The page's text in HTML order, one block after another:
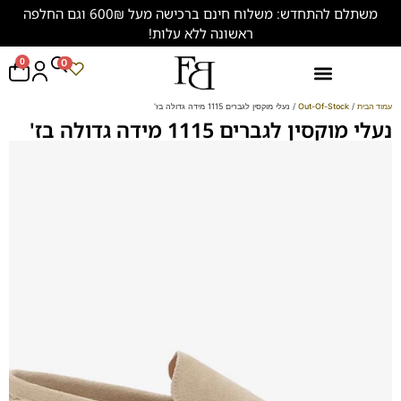
משתלם להתחדש: משלוח חינם ברכישה מעל 600₪ וגם החלפה
ראשונה ללא עלות!
0 0
עמוד הבית /
Out-Of-Stock / נעלי מוקסין לגברים 1115 מידה גדולה בז'
נעלי מוקסין לגברים 1115 מידה גדולה בז'